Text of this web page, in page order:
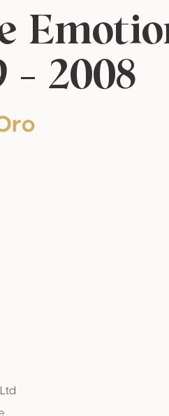
- 2008